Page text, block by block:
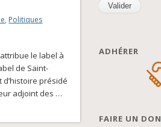
, Politiques
le label à
de Saint-
d’histoire présidé
adjoint des …
ADHÉRER
FAIRE UN DON